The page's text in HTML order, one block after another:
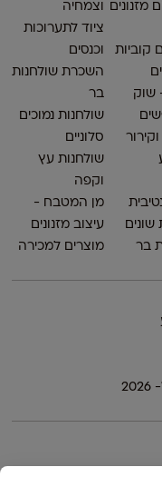
מזנונים
קוביות
- שוק
בר
וצמחיה
ציוד לתערוכות
וכנסים
השכרת שולחנות
בר
שולחנות נמוכים
סלוניים
שולחנות עץ
וקפה
מן המטבח -
עיצוב מזנונים
מוצרים למכירה